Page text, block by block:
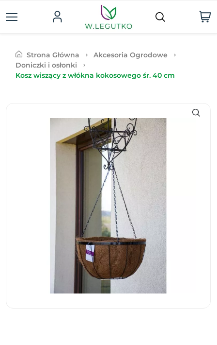
Strona Główna
Akcesoria Ogrodowe
Doniczki i osłonki
Kosz wiszący z włókna kokosowego śr. 40 cm